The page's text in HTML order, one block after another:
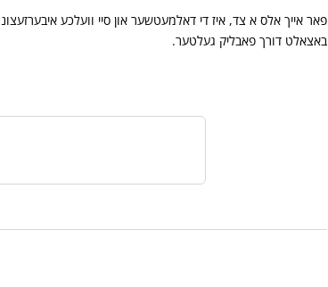
פאר אייך אלס א צד, איז די דאלמעטשער און סיי וועלכע
באצאלט דורך פאבליק געלטער.